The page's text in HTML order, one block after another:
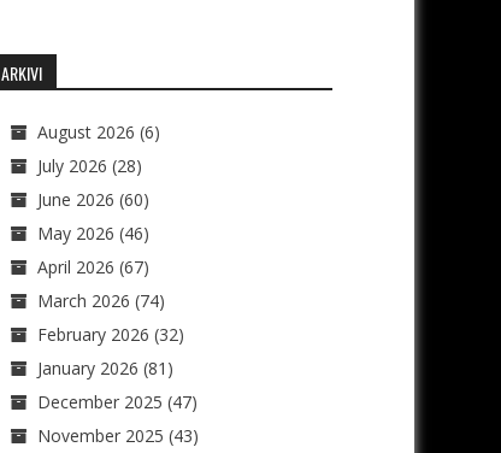
ARKIVI
August 2026 (6)
July 2026 (28)
June 2026 (60)
May 2026 (46)
April 2026 (67)
March 2026 (74)
February 2026 (32)
January 2026 (81)
December 2025 (47)
November 2025 (43)